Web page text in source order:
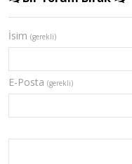
İsim (gerekli)
E-Posta (gerekli)